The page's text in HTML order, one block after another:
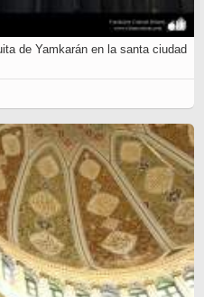
de Yamkarán en la santa ciudad